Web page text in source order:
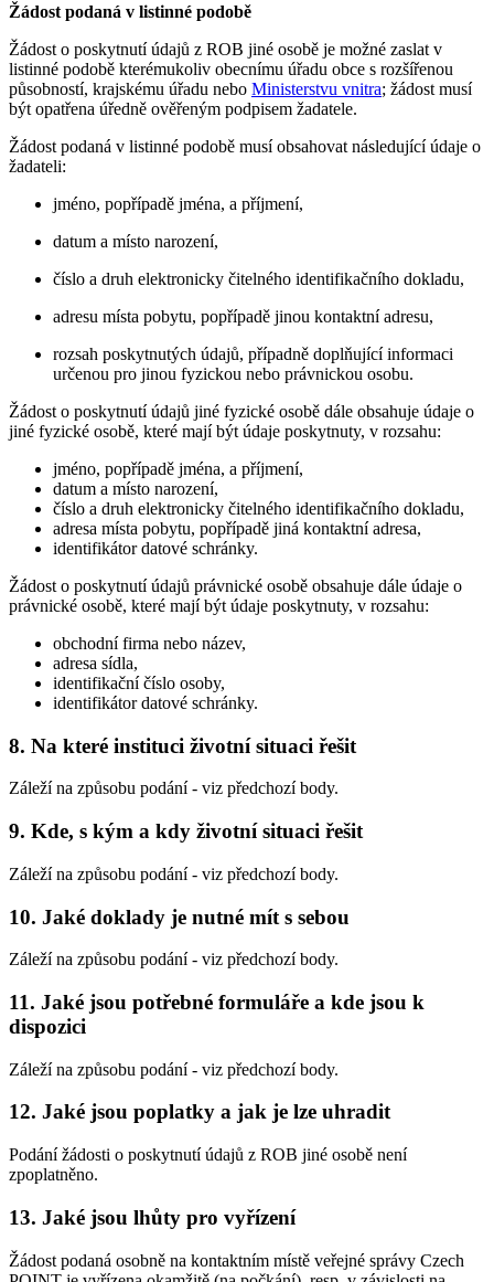
Žádost podaná v listinné podobě
Žádost o poskytnutí údajů z ROB jiné osobě je možné zaslat v
listinné podobě kterémukoliv obecnímu úřadu obce s rozšířenou
působností, krajskému úřadu nebo Ministerstvu vnitra; žádost musí
být opatřena úředně ověřeným podpisem žadatele.
Žádost podaná v listinné podobě musí obsahovat následující údaje o
žadateli:
jméno, popřípadě jména, a příjmení,
datum a místo narození,
číslo a druh elektronicky čitelného identifikačního dokladu,
adresu místa pobytu, popřípadě jinou kontaktní adresu,
rozsah poskytnutých údajů, případně doplňující informaci
určenou pro jinou fyzickou nebo právnickou osobu.
Žádost o poskytnutí údajů jiné fyzické osobě dále obsahuje údaje o
jiné fyzické osobě, které mají být údaje poskytnuty, v rozsahu:
jméno, popřípadě jména, a příjmení,
datum a místo narození,
číslo a druh elektronicky čitelného identifikačního dokladu,
adresa místa pobytu, popřípadě jiná kontaktní adresa,
identifikátor datové schránky.
Žádost o poskytnutí údajů právnické osobě obsahuje dále údaje o
právnické osobě, které mají být údaje poskytnuty, v rozsahu:
obchodní firma nebo název,
adresa sídla,
identifikační číslo osoby,
identifikátor datové schránky.
8. Na které instituci životní situaci řešit
Záleží na způsobu podání - viz předchozí body.
9. Kde, s kým a kdy životní situaci řešit
Záleží na způsobu podání - viz předchozí body.
10. Jaké doklady je nutné mít s sebou
Záleží na způsobu podání - viz předchozí body.
11. Jaké jsou potřebné formuláře a kde jsou k
dispozici
Záleží na způsobu podání - viz předchozí body.
12. Jaké jsou poplatky a jak je lze uhradit
Podání žádosti o poskytnutí údajů z ROB jiné osobě není
zpoplatněno.
13. Jaké jsou lhůty pro vyřízení
Žádost podaná osobně na kontaktním místě veřejné správy Czech